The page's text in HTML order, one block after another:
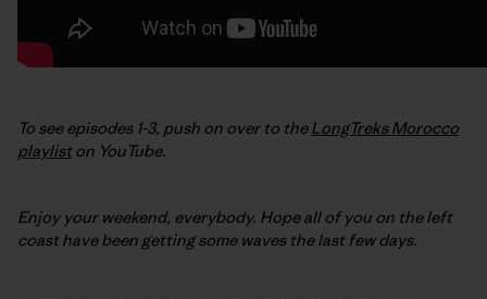
To see episodes 1-3, push on over to theLongTreks Morocco
playliston YouTube.
Enjoy your weekend, everybody. Hope all of you on the left
coast have been getting some waves the last few days.